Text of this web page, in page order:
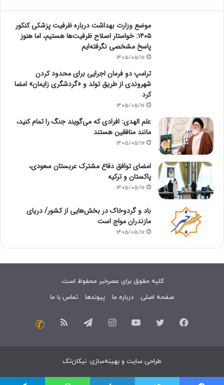
موضع وزارت بهداشت درباره ظرفیت پزشکی کنکور
۱۴۰۵: خواستار اصلاح ظرفیت‌ها هستیم، اما هنوز
پاسخ مشخصی نگرفته‌ایم
1405/05/16
ترامپ دو فرمان اجرایی برای محدود کردن
شهروندی از طریق تولد و «گردشگری زایمان» امضا
کرد
1405/05/16
علم الهدی: افرادی که می‌گویند جنگ را تمام کنید،
مانند منافقین هستند
1405/05/16
امضای توافق دفاع مشترک عربستان سعودی،
پاکستان و ترکیه
1405/05/16
باد و گردوخاک در بخش‌هایی از کشور/ دریای
مازندران مواج است
1405/05/16
کلیه حقوق برای عصرخبر محفوظ است.
صفحه اصلی
درباره ما پیوندها تماس با ما
فیسبوک توییتر یوتیوب اینستاگرامتلگرام خوراک
طراحی سایت و بهینه‌سازی: نیکان‌تک